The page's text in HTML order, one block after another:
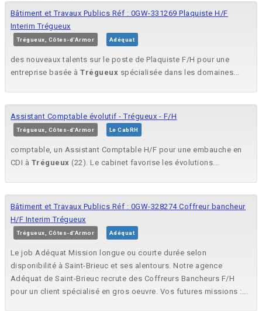
Bâtiment et Travaux Publics Réf : 0GW-331269 Plaquiste H/F
Interim Trégueux
Trégueux, Côtes-d'Armor Adéquat
des nouveaux talents sur le poste de Plaquiste F/H pour une
entreprise basée àTrégueux spécialisée dans les domaines...
Assistant Comptable évolutif - Trégueux - F/H
Trégueux, Côtes-d'Armor Le CabRH
comptable, un Assistant Comptable H/F pour une embauche en
CDI à Trégueux (22). Le cabinet favorise les évolutions...
Bâtiment et Travaux Publics Réf : 0GW-328274 Coffreur bancheur
H/F Interim Trégueux
Trégueux, Côtes-d'Armor Adéquat
Le job Adéquat Mission longue ou courte durée selon
disponibilité à Saint-Brieuc et ses alentours. Notre agence
Adéquat de Saint-Brieuc recrute des Coffreurs Bancheurs F/H
pour un client spécialisé en gros oeuvre. Vos futures missions :...